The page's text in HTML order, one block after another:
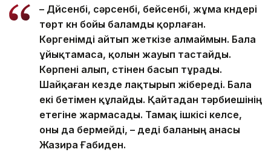
– Дүйсенбі, сәрсенбі, бейсенбі, жұма күндері
төрт күн бойы баламды қорлаған.
Көргенімді айтып жеткізе алмаймын. Бала
ұйықтамаса, қолын жауып тастайды.
Көрпені алып, үстінен басып тұрады.
Шайқаған кезде лақтырып жібереді. Бала
екі бетімен құлайды. Қайтадан тәрбиешінің
етегіне жармасады. Тамақ ішкісі келсе,
оны да бермейді, – деді баланың анасы
Жазира Ғабиден.